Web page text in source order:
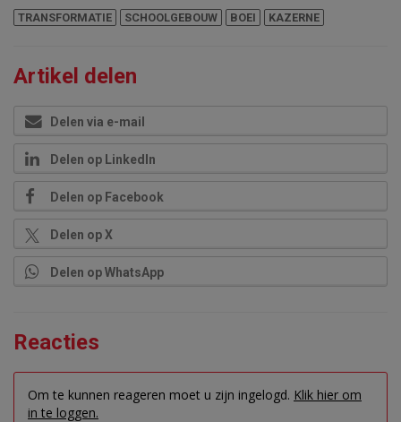
TRANSFORMATIE SCHOOLGEBOUW BOEI KAZERNE
Artikel delen
Delen via e-mail
Delen op LinkedIn
Delen op Facebook
Delen op X
Delen op WhatsApp
Reacties
Om te kunnen reageren moet u zijn ingelogd. Klik hier om
in te loggen.